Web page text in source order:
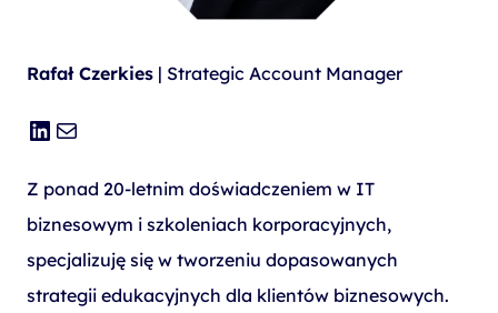
Rafał Czerkies | Strategic Account Manager
LinkedIn Mail
Z ponad 20-letnim doświadczeniem w IT
biznesowym i szkoleniach korporacyjnych,
specjalizuję się w tworzeniu dopasowanych
strategii edukacyjnych dla klientów biznesowych.